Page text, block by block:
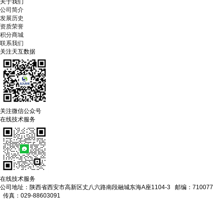
关于我们
公司简介
发展历史
资质荣誉
积分商城
联系我们
关注天互数据
关注微信公众号
在线技术服务
在线技术服务
公司地址：陕西省西安市高新区丈八六路南段融城东海A座1104-3 邮编：710077
传真：029-88603091